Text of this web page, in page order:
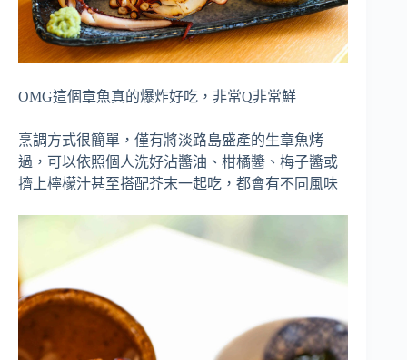
OMG這個章魚真的爆炸好吃，非常Q非常鮮
烹調方式很簡單，僅有將淡路島盛產的生章魚烤
過，可以依照個人洗好沾醬油、柑橘醬、梅子醬或
擠上檸檬汁甚至搭配芥末一起吃，都會有不同風味